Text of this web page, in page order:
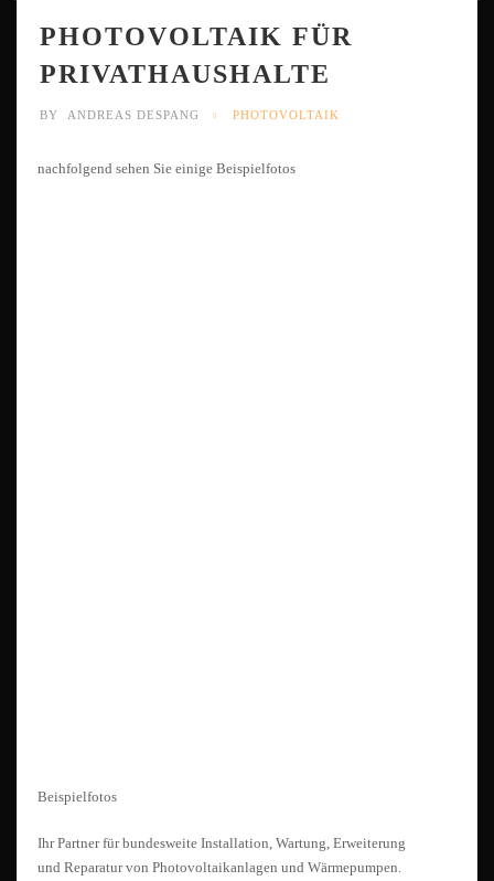
PHOTOVOLTAIK FÜR
PRIVATHAUSHALTE
BY ANDREAS DESPANG PHOTOVOLTAIK
nachfolgend sehen Sie einige Beispielfotos
Beispielfotos
Ihr Partner für bundesweite Installation, Wartung, Erweiterung
und Reparatur von Photovoltaikanlagen und Wärmepumpen.